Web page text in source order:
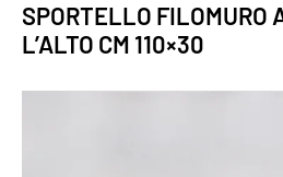
SPORTELLO FILOMURO
L’ALTO CM 110×30